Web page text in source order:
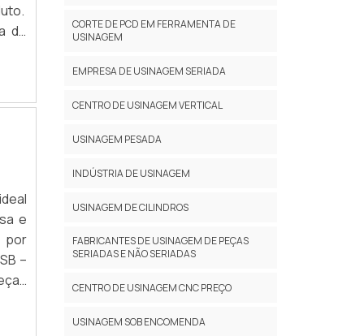
de
de
e
e
por
–
CORTE DE PCD EM FERRAMENTA DE
USINAGEM
EMPRESA DE USINAGEM SERIADA
CENTRO DE USINAGEM VERTICAL
USINAGEM PESADA
INDÚSTRIA DE USINAGEM
USINAGEM DE CILINDROS
FABRICANTES DE USINAGEM DE PEÇAS
SERIADAS E NÃO SERIADAS
CENTRO DE USINAGEM CNC PREÇO
USINAGEM SOB ENCOMENDA